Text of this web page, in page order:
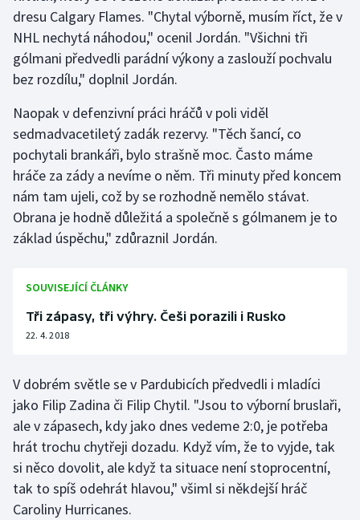
Stolní tenis
Triatlon
Veslování
Vodní slalom
Volejbal
Ostatní
dresu Calgary Flames. "Chytal výborně, musím říct, že v
NHL nechytá náhodou," ocenil Jordán. "Všichni tři
gólmani předvedli parádní výkony a zaslouží pochvalu
bez rozdílu," doplnil Jordán.
Naopak v defenzivní práci hráčů v poli viděl
sedmadvacetiletý zadák rezervy. "Těch šancí, co
pochytali brankáři, bylo strašně moc. Často máme
hráče za zády a nevíme o něm. Tři minuty před koncem
nám tam ujeli, což by se rozhodně nemělo stávat.
Obrana je hodně důležitá a společně s gólmanem je to
základ úspěchu," zdůraznil Jordán.
SOUVISEJÍCÍ ČLÁNKY
Tři zápasy, tři výhry. Češi porazili i Rusko
22. 4. 2018
V dobrém světle se v Pardubicích předvedli i mladíci
jako Filip Zadina či Filip Chytil. "Jsou to výborní bruslaři,
ale v zápasech, kdy jako dnes vedeme 2:0, je potřeba
hrát trochu chytřeji dozadu. Když vím, že to vyjde, tak
si něco dovolit, ale když ta situace není stoprocentní,
tak to spíš odehrát hlavou," všiml si někdejší hráč
Caroliny Hurricanes.